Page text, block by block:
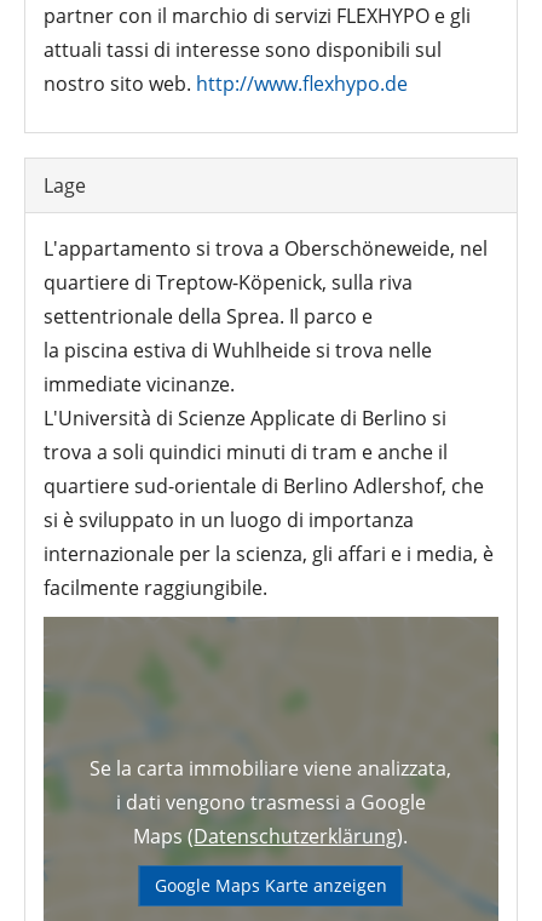
partner con il marchio di servizi FLEXHYPO e gli
attuali tassi di interesse sono disponibili sul
nostro sito web. http://www.flexhypo.de
Lage
L'appartamento si trova a Oberschöneweide, nel
quartiere di Treptow-Köpenick, sulla riva
settentrionale della Sprea. Il parco e
la piscina estiva di Wuhlheide si trova nelle
immediate vicinanze.
L'Università di Scienze Applicate di Berlino si
trova a soli quindici minuti di tram e anche il
quartiere sud-orientale di Berlino Adlershof, che
si è sviluppato in un luogo di importanza
internazionale per la scienza, gli affari e i media, è
facilmente raggiungibile.
Se la carta immobiliare viene analizzata,
i dati vengono trasmessi a Google
Maps (Datenschutzerklärung).
Google Maps Karte anzeigen